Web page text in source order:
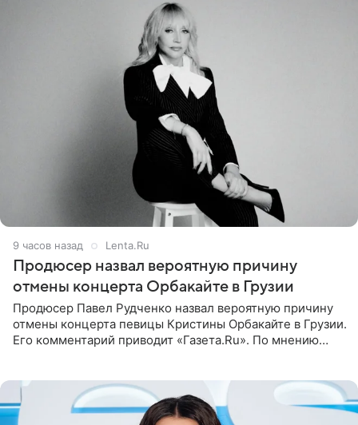
9 часов назад Lenta.Ru
Продюсер назвал вероятную причину
отмены концерта Орбакайте в Грузии
Продюсер Павел Рудченко назвал вероятную причину
отмены концерта певицы Кристины Орбакайте в Грузии.
Его комментарий приводит «Газета.Ru». По мнению